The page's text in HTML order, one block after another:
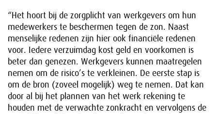
“Het hoort bij de zorgplicht van werkgevers om hun
medewerkers te beschermen tegen de zon. Naast
menselijke redenen zijn hier ook financiële redenen
voor. Iedere verzuimdag kost geld en voorkomen is
beter dan genezen. Werkgevers kunnen maatregelen
nemen om de risico’s te verkleinen. De eerste stap is
om de bron (zoveel mogelijk) weg te nemen. Dat kan
door al bij het plannen van het werk rekening te
houden met de verwachte zonkracht en vervolgens de